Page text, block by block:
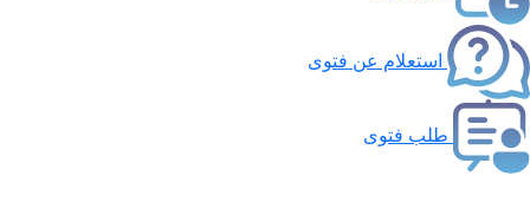
استعلام عن فتوى
طلب فتوى